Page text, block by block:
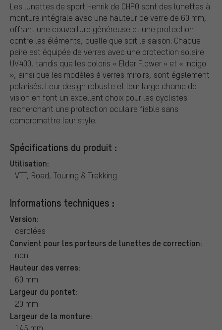
Les lunettes de sport Henrik de CHPO sont des lunettes à
monture intégrale avec une hauteur de verre de 60 mm,
offrant une couverture généreuse et une protection
contre les éléments, quelle que soit la saison. Chaque
paire est équipée de verres avec une protection solaire
UV400, tandis que les coloris « Elder Flower » et « Indigo
», ainsi que les modèles à verres miroirs, sont également
polarisés. Leur design robuste et leur large champ de
vision en font un excellent choix pour les cyclistes
recherchant une protection oculaire fiable sans
compromettre leur style.
Spécifications du produit :
Utilisation:
VTT, Road, Touring & Trekking
Informations techniques :
Version:
cerclées
Convient pour les porteurs de lunettes de correction:
non
Hauteur des verres:
60 mm
Largeur du pontet:
20 mm
Largeur de la monture:
145 mm